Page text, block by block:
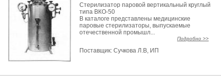
Стерилизатор паровой вертикальный круглый
типа ВКО-50
В каталоге представлены медицинские
паровые стерилизаторы, выпускаемые
отечественной промышл...
Подробно >>
Поставщик:Сучкова Л.В, ИП